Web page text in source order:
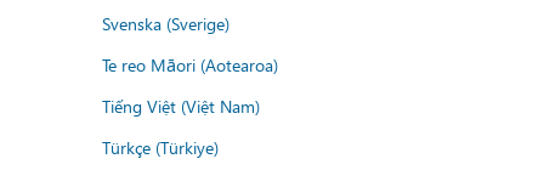
Svenska (Sverige)
Te reo Māori (Aotearoa)
Tiếng Việt (Việt Nam)
Türkçe (Türkiye)